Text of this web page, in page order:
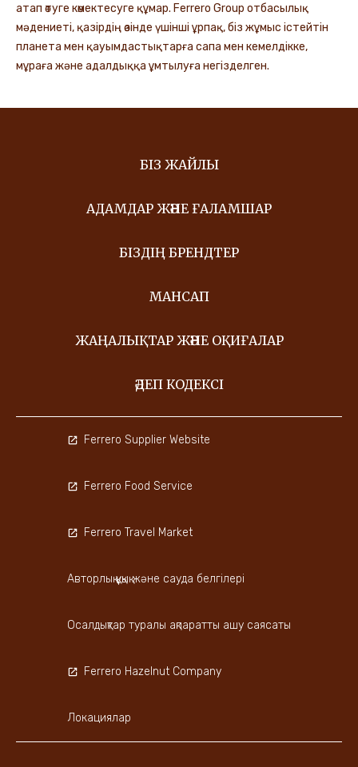
атап өтуге көмектесуге құмар. Ferrero Group отбасылық
мәдениеті, қазірдің өзінде үшінші ұрпақ, біз жұмыс істейтін
планета мен қауымдастықтарға сапа мен кемелдікке,
мұраға және адалдыққа ұмтылуға негізделген.
БІЗ ЖАЙЛЫ
АДАМДАР ЖӘНЕ ҒАЛАМШАР
БІЗДІҢ БРЕНДТЕР
МАНСАП
ЖАҢАЛЫҚТАР ЖӘНЕ ОҚИҒАЛАР
ӘДЕП КОДЕКСІ
Ferrero Supplier Website
Ferrero Food Service
Ferrero Travel Market
Авторлық құқық және сауда белгілері
Осалдықтар туралы ақпаратты ашу саясаты
Ferrero Hazelnut Company
Локациялар